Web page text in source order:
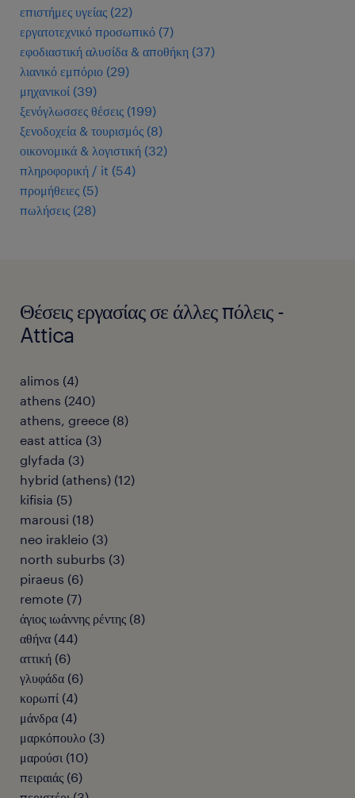
επιστήμες υγείας (22)
εργατοτεχνικό προσωπικό (7)
εφοδιαστική αλυσίδα & αποθήκη (37)
λιανικό εμπόριο (29)
μηχανικοί (39)
ξενόγλωσσες θέσεις (199)
ξενοδοχεία & τουρισμός (8)
οικονομικά & λογιστική (32)
πληροφορική / it (54)
προμήθειες (5)
πωλήσεις (28)
Θέσεις εργασίας σε άλλες πόλεις -
Attica
alimos (4)
athens (240)
athens, greece (8)
east attica (3)
glyfada (3)
hybrid (athens) (12)
kifisia (5)
marousi (18)
neo irakleio (3)
north suburbs (3)
piraeus (6)
remote (7)
άγιος ιωάννης ρέντης (8)
αθήνα (44)
αττική (6)
γλυφάδα (6)
κορωπί (4)
μάνδρα (4)
μαρκόπουλο (3)
μαρούσι (10)
πειραιάς (6)